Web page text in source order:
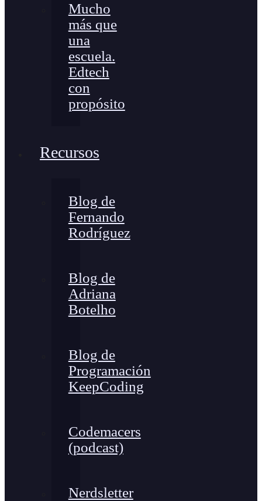
Mucho
más que
una
escuela.
Edtech
con
propósito
Recursos
Blog de
Fernando
Rodríguez
Blog de
Adriana
Botelho
Blog de
Programación
KeepCoding
Codemacers
(podcast)
Nerdsletter